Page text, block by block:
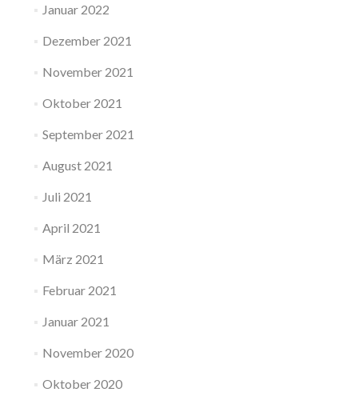
Januar 2022
Dezember 2021
November 2021
Oktober 2021
September 2021
August 2021
Juli 2021
April 2021
März 2021
Februar 2021
Januar 2021
November 2020
Oktober 2020